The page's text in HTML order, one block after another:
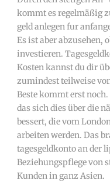
kommt es regelmäßig
geld anlegen fur
Es ist aber abzusehen,
investieren.
Kosten kannst du dir
zumindest teilweise
Beste kommt erst
das sich dies über die
bessert, die vom
arbeiten werden. Das
tagesgeldkonto an der
Beziehungspflege von
Kunden in ganz Asien.